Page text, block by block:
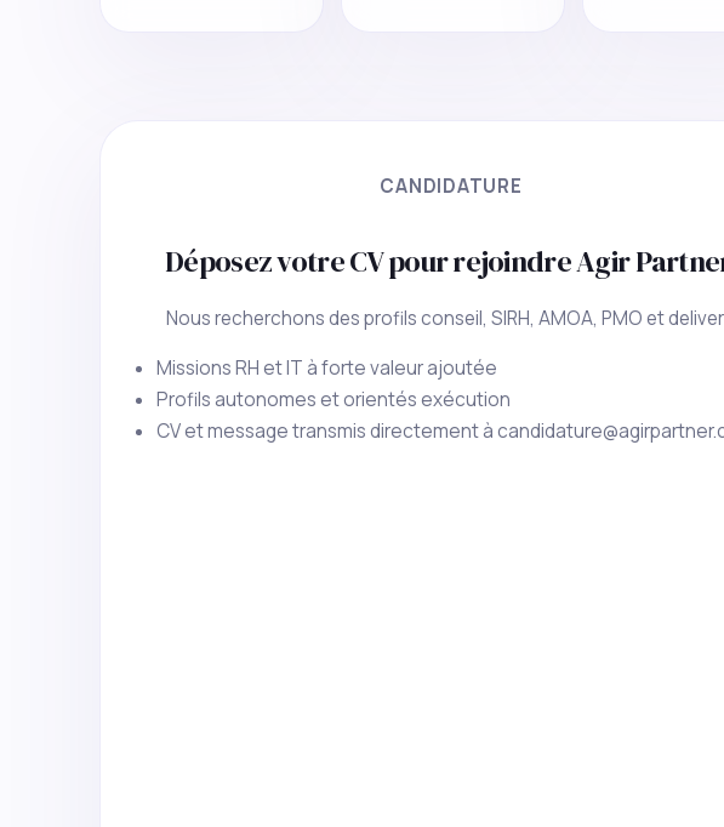
CANDIDATURE
Déposez votre CV pour rejoindre Agir
Nous recherchons des profils conseil, SIRH, AMOA, PMO et
Missions RH et IT à forte valeur ajoutée
Profils autonomes et orientés exécution
CV et message transmis directement à